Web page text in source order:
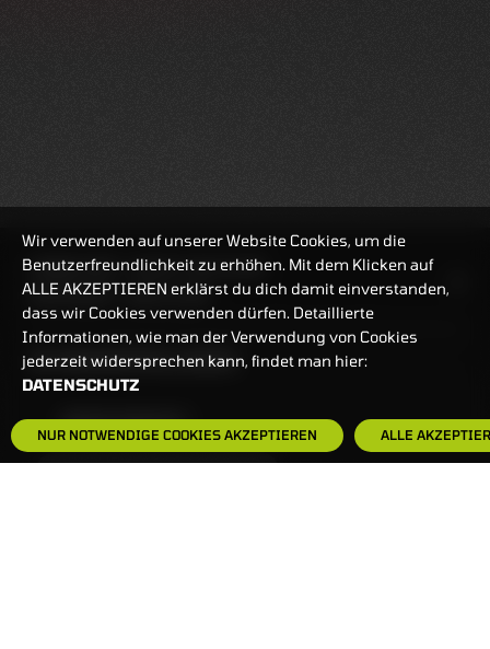
BANKEINSTELLUNGEN
HÄUFIG GESUCHT:
HANDELSZEIT
MO-FR: 7:30-23 UHR
ZERTIFIKATE
8:00-22 UHR
Wir verwenden auf unserer Website Cookies, um die
Benutzerfreundlichkeit zu erhöhen. Mit dem Klicken auf
ALLE AKZEPTIEREN erklärst du dich damit einverstanden,
dass wir Cookies verwenden dürfen. Detaillierte
Informationen, wie man der Verwendung von Cookies
jederzeit widersprechen kann, findet man hier:
DATENSCHUTZ
NUR NOTWENDIGE COOKIES AKZEPTIEREN ALLE